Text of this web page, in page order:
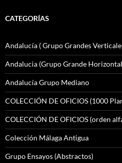
CATEGORÍAS
Andalucía ( Grupo Grandes
Andalucia (Grupo Grande
Andalucía Grupo Mediano
COLECCIÓN DE OFICIOS (1000
COLECCIÓN DE OFICIOS (orden
Colección Málaga Antigua
Grupo Ensayos (Abstractos)